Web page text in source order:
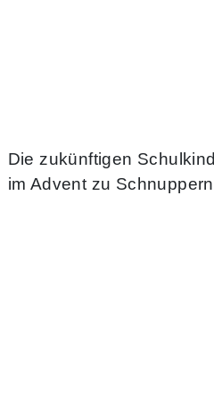
Die zukünftigen
im Advent zu